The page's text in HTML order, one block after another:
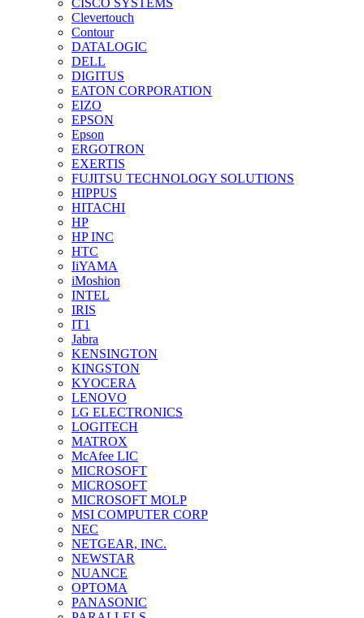
Clevertouch
Contour
DATALOGIC
DELL
DIGITUS
EATON CORPORATION
EIZO
EPSON
Epson
ERGOTRON
EXERTIS
FUJITSU TECHNOLOGY SOLUTIONS
HIPPUS
HITACHI
HP
HP INC
HTC
IiYAMA
iMoshion
INTEL
IRIS
IT1
Jabra
KENSINGTON
KINGSTON
KYOCERA
LENOVO
LG ELECTRONICS
LOGITECH
MATROX
McAfee LIC
MICROSOFT
MICROSOFT
MICROSOFT MOLP
MSI COMPUTER CORP
NEC
NETGEAR, INC.
NEWSTAR
NUANCE
OPTOMA
PANASONIC